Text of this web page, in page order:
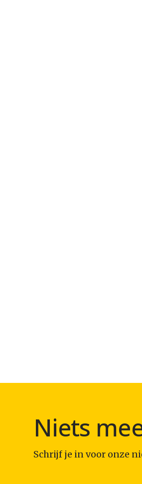
Niets
Schrijf je in voor onze